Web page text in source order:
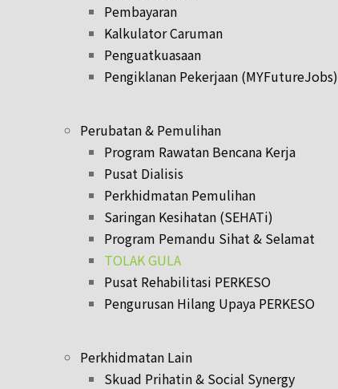
Pembayaran
Kalkulator Caruman
Penguatkuasaan
Pengiklanan Pekerjaan (MYFutureJobs)
Perubatan & Pemulihan
Program Rawatan Bencana Kerja
Pusat Dialisis
Perkhidmatan Pemulihan
Saringan Kesihatan (SEHATi)
Program Pemandu Sihat & Selamat
TOLAK GULA
Pusat Rehabilitasi PERKESO
Pengurusan Hilang Upaya PERKESO
Perkhidmatan Lain
Skuad Prihatin & Social Synergy